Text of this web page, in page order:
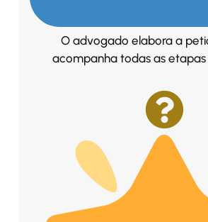
O advogado elabora a
acompanha todas as etapas